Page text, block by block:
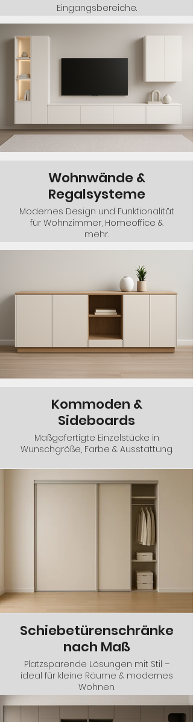
Eingangsbereiche.
Wohnwände &
Regalsysteme
Modernes Design und Funktionalität
für Wohnzimmer, Homeoffice &
mehr.
Kommoden &
Sideboards
Maßgefertigte Einzelstücke in
Wunschgröße, Farbe & Ausstattung.
Schiebetürenschränke
nach Maß
Platzsparende Lösungen mit Stil –
ideal für kleine Räume & modernes
Wohnen.